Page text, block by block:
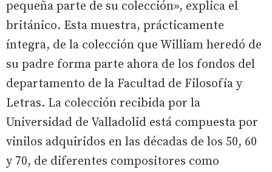
pequeña parte de su colección», explica el
británico. Esta muestra, prácticamente
íntegra, de la colección que William heredó de
su padre forma parte ahora de los fondos del
departamento de la Facultad de Filosofía y
Letras. La colección recibida por la
Universidad de Valladolid está compuesta por
vinilos adquiridos en las décadas de los 50, 60
y 70, de diferentes compositores como